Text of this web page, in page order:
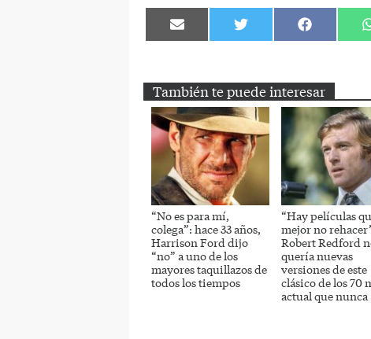
Compartir
en
Compartir
en
Compartir
en
También te puede interesar
“No es para mí,
colega”: hace 33 años,
Harrison Ford dijo
“no” a uno de los
mayores taquillazos de
todos los tiempos
“Hay películas
mejor no
Robert Redford
quería nuevas
versiones de este
clásico de los 70
actual que nunca